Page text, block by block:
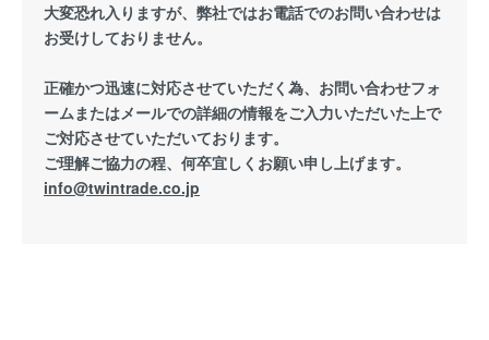
大変恐れ入りますが、弊社ではお電話でのお問い合わせは
お受けしておりません。
正確かつ迅速に対応させていただく為、お問い合わせフォ
ームまたはメールでの詳細の情報をご入力いただいた上で
ご対応させていただいております。
ご理解ご協力の程、何卒宜しくお願い申し上げます。
info@twintrade.co.jp